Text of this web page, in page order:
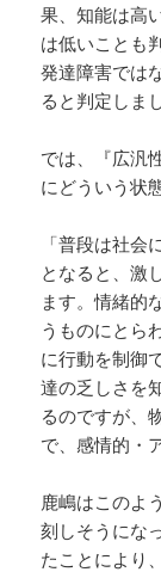
果、知能は高
は低いことも
発達障害では
ると判定しま
では、『広汎
にどういう状
「普段は社
となると、激
ます。情緒的
うものにとら
に行動を制御
達の乏しさを
るのですが、
で、感情的・
鹿嶋はこのよ
刻しそうにな
たことにより